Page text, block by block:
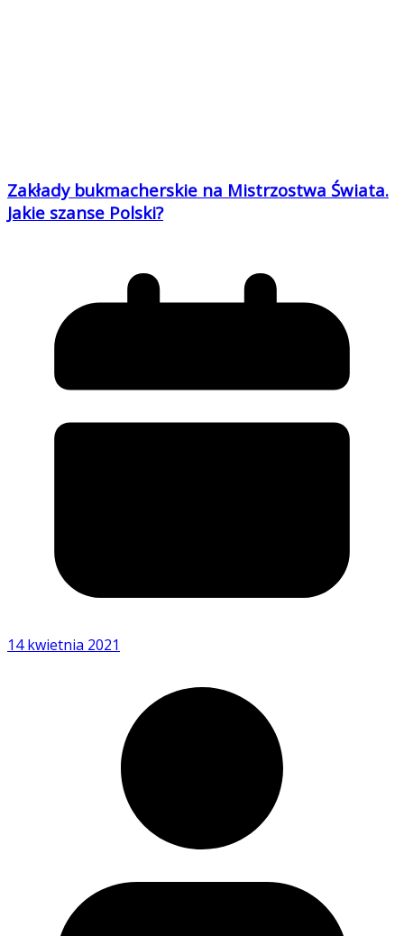
Zakłady bukmacherskie na Mistrzostwa Świata.
Jakie szanse Polski?
14 kwietnia 2021